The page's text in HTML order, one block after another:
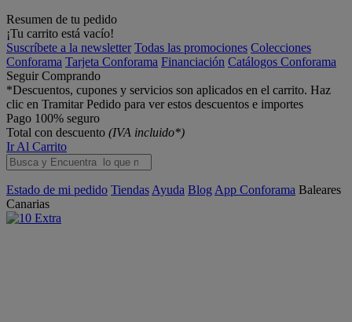
Resumen de tu pedido
¡Tu carrito está vacío!
Suscríbete a la newsletter Todas las promociones Colecciones
Conforama Tarjeta Conforama Financiación Catálogos Conforama
Seguir Comprando
*Descuentos, cupones y servicios son aplicados en el carrito. Haz
clic en Tramitar Pedido para ver estos descuentos e importes
Pago 100% seguro
Total con descuento (IVA incluido*)
Ir Al Carrito
Estado de mi pedido Tiendas Ayuda Blog App Conforama Baleares
Canarias